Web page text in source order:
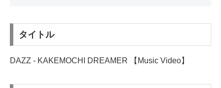
タイトル
DAZZ - KAKEMOCHI DREAMER 【Music Video】